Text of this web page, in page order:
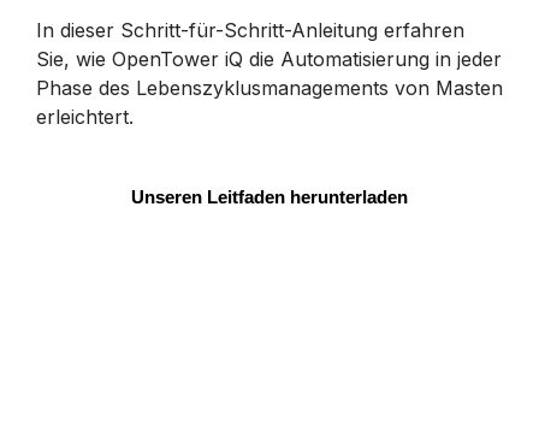
In dieser Schritt-für-Schritt-Anleitung erfahren
Sie, wie OpenTower iQ die Automatisierung in jeder
Phase des Lebenszyklusmanagements von Masten
erleichtert.
Unseren Leitfaden herunterladen